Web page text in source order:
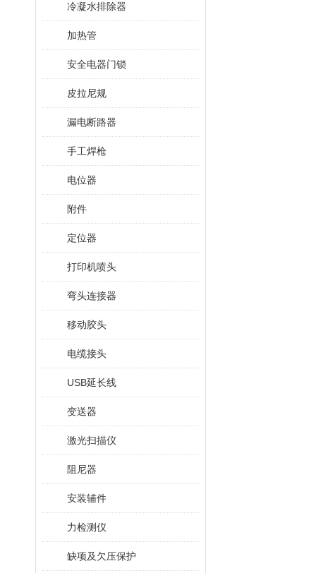
冷凝水排除器
加热管
安全电器门锁
皮拉尼规
漏电断路器
手工焊枪
电位器
附件
定位器
打印机喷头
弯头连接器
移动胶头
电缆接头
USB延长线
变送器
激光扫描仪
阻尼器
安装辅件
力检测仪
缺项及欠压保护